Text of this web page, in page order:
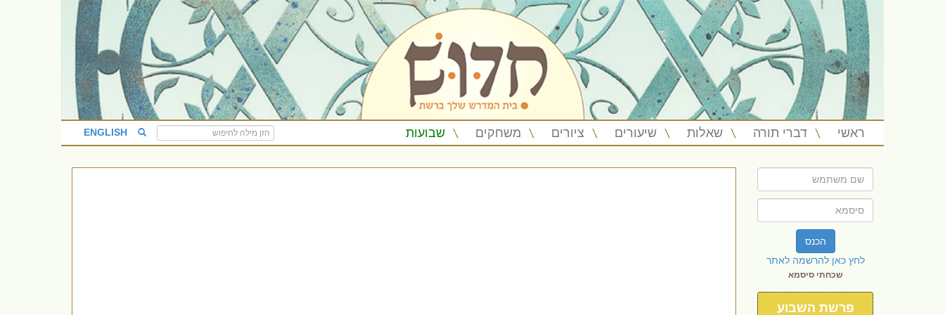
ראשי דברי תורה שאלות שיעורים ציורים משחקים שבועות ENGLISH
הכנס
לחץ כאן להרשמה לאתר
שכחתי סיסמא
פרשת השבוע